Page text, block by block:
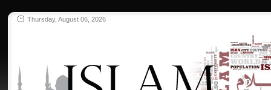
Thursday, August 06, 2026